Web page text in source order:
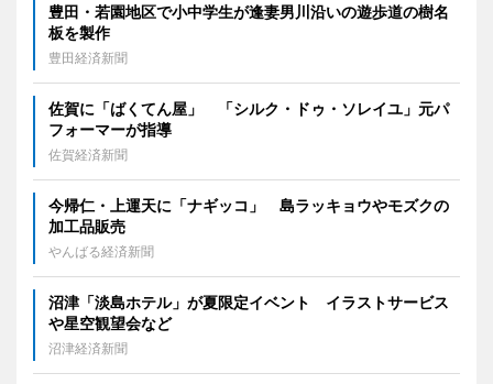
豊田・若園地区で小中学生が逢妻男川沿いの遊歩道の樹名
板を製作
豊田経済新聞
佐賀に「ばくてん屋」 「シルク・ドゥ・ソレイユ」元パ
フォーマーが指導
佐賀経済新聞
今帰仁・上運天に「ナギッコ」 島ラッキョウやモズクの
加工品販売
やんばる経済新聞
沼津「淡島ホテル」が夏限定イベント イラストサービス
や星空観望会など
沼津経済新聞